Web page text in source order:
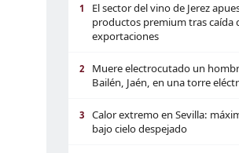
1
El sector del vino de Jerez
productos premium tras caída
exportaciones
2
Muere electrocutado un
Bailén, Jaén, en una torre
3
Calor extremo en Sevilla:
bajo cielo despejado